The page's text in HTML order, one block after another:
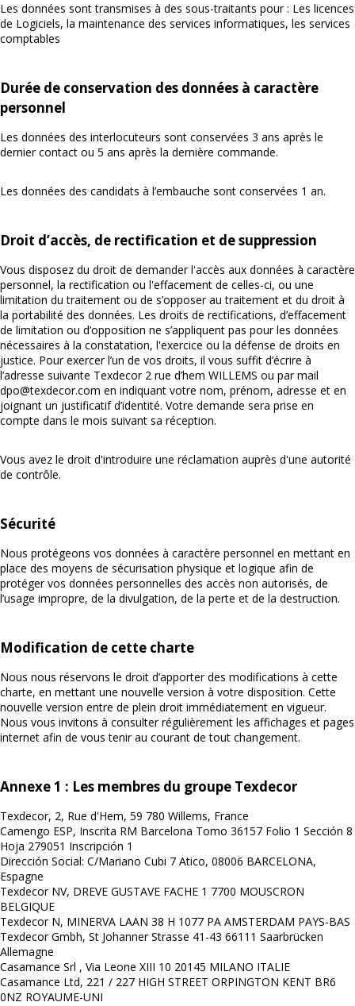
Les données sont transmises à des sous-traitants pour : Les licences
de Logiciels, la maintenance des services informatiques, les services
comptables
Durée de conservation des données à caractère
personnel
Les données des interlocuteurs sont conservées 3 ans après le
dernier contact ou 5 ans après la dernière commande.
Les données des candidats à l’embauche sont conservées 1 an.
Droit d’accès, de rectification et de suppression
Vous disposez du droit de demander l'accès aux données à caractère
personnel, la rectification ou l'effacement de celles-ci, ou une
limitation du traitement ou de s’opposer au traitement et du droit à
la portabilité des données. Les droits de rectifications, d’effacement
de limitation ou d’opposition ne s’appliquent pas pour les données
nécessaires à la constatation, l'exercice ou la défense de droits en
justice. Pour exercer l’un de vos droits, il vous suffit d’écrire à
l’adresse suivante Texdecor 2 rue d’hem WILLEMS ou par mail
dpo@texdecor.com en indiquant votre nom, prénom, adresse et en
joignant un justificatif d’identité. Votre demande sera prise en
compte dans le mois suivant sa réception.
Vous avez le droit d'introduire une réclamation auprès d'une autorité
de contrôle.
Sécurité
Nous protégeons vos données à caractère personnel en mettant en
place des moyens de sécurisation physique et logique afin de
protéger vos données personnelles des accès non autorisés, de
l’usage impropre, de la divulgation, de la perte et de la destruction.
Modification de cette charte
Nous nous réservons le droit d’apporter des modifications à cette
charte, en mettant une nouvelle version à votre disposition. Cette
nouvelle version entre de plein droit immédiatement en vigueur.
Nous vous invitons à consulter régulièrement les affichages et pages
internet afin de vous tenir au courant de tout changement.
Annexe 1 : Les membres du groupe Texdecor
Texdecor, 2, Rue d'Hem, 59 780 Willems, France
Camengo ESP, Inscrita RM Barcelona Tomo 36157 Folio 1 Sección 8
Hoja 279051 Inscripción 1
Dirección Social: C/Mariano Cubi 7 Atico, 08006 BARCELONA,
Espagne
Texdecor NV, DREVE GUSTAVE FACHE 1 7700 MOUSCRON
BELGIQUE
Texdecor N, MINERVA LAAN 38 H 1077 PA AMSTERDAM PAYS-BAS
Texdecor Gmbh, St Johanner Strasse 41-43 66111 Saarbrücken
Allemagne
Casamance Srl , Via Leone XIII 10 20145 MILANO ITALIE
Casamance Ltd, 221 / 227 HIGH STREET ORPINGTON KENT BR6
0NZ ROYAUME-UNI